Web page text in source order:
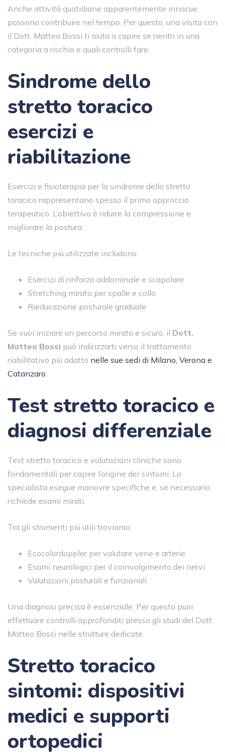
Anche attività quotidiane apparentemente innocue
possono contribuire nel tempo. Per questo, una visita con
il Dott. Matteo Bossi ti aiuta a capire se rientri in una
categoria a rischio e quali controlli fare.
Sindrome dello
stretto toracico
esercizi e
riabilitazione
Esercizi e fisioterapia per la sindrome dello stretto
toracico rappresentano spesso il primo approccio
terapeutico. L’obiettivo è ridurre la compressione e
migliorare la postura.
Le tecniche più utilizzate includono:
Esercizi di rinforzo addominale e scapolare
Stretching mirato per spalle e collo
Rieducazione posturale graduale
Se vuoi iniziare un percorso mirato e sicuro, il Dott.
Matteo Bossi può indirizzarti verso il trattamento
riabilitativo più adatto nelle sue sedi di Milano, Verona e
Catanzaro.
Test stretto toracico e
diagnosi differenziale
Test stretto toracico e valutazioni cliniche sono
fondamentali per capire l’origine dei sintomi. Lo
specialista esegue manovre specifiche e, se necessario,
richiede esami mirati.
Tra gli strumenti più utili troviamo:
Ecocolordoppler per valutare vene e arterie
Esami neurologici per il coinvolgimento dei nervi
Valutazioni posturali e funzionali
Una diagnosi precisa è essenziale. Per questo puoi
effettuare controlli approfonditi presso gli studi del Dott.
Matteo Bossi nelle strutture dedicate.
Stretto toracico
sintomi: dispositivi
medici e supporti
ortopedici